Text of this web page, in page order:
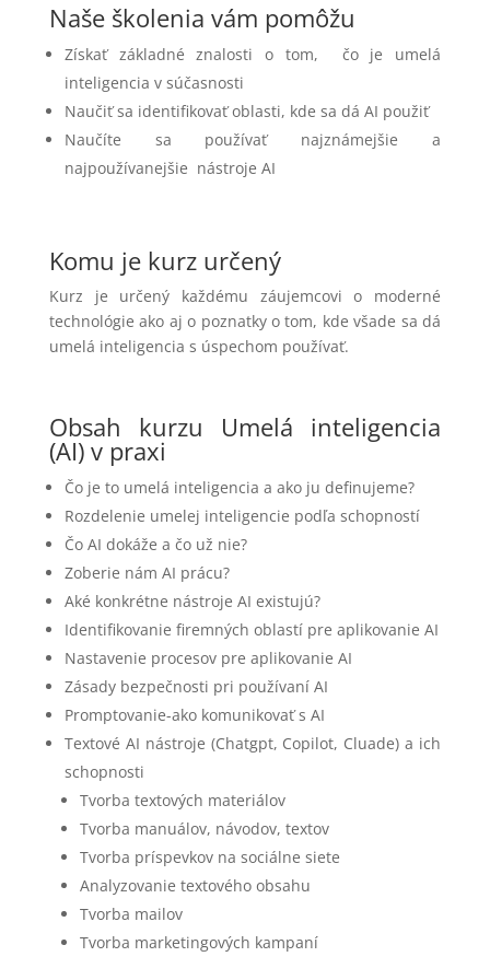
Naše školenia vám pomôžu
Získať základné znalosti o tom, čo je umelá
inteligencia v súčasnosti
Naučiť sa identifikovať oblasti, kde sa dá AI použiť
Naučíte sa používať najznámejšie a
najpoužívanejšie nástroje AI
Komu je kurz určený
Kurz je určený každému záujemcovi o moderné
technológie ako aj o poznatky o tom, kde všade sa dá
umelá inteligencia s úspechom používať.
Obsah kurzu Umelá inteligencia
(AI) v praxi
Čo je to umelá inteligencia a ako ju definujeme?
Rozdelenie umelej inteligencie podľa schopností
Čo AI dokáže a čo už nie?
Zoberie nám AI prácu?
Aké konkrétne nástroje AI existujú?
Identifikovanie firemných oblastí pre aplikovanie AI
Nastavenie procesov pre aplikovanie AI
Zásady bezpečnosti pri používaní AI
Promptovanie-ako komunikovať s AI
Textové AI nástroje (Chatgpt, Copilot, Cluade) a ich
schopnosti
Tvorba textových materiálov
Tvorba manuálov, návodov, textov
Tvorba príspevkov na sociálne siete
Analyzovanie textového obsahu
Tvorba mailov
Tvorba marketingových kampaní